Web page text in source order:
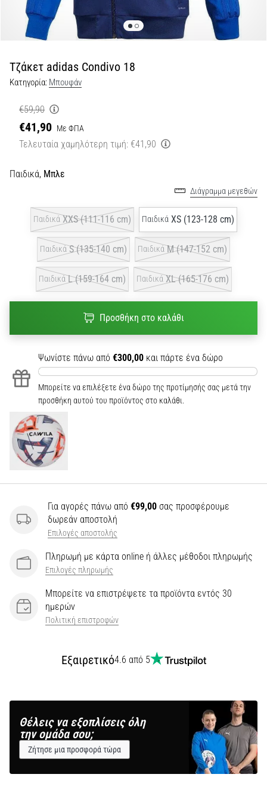
Εμφάνιση
όλων
άρθρων
Τζάκετ adidas Condivo 18
Κατηγορία: Μπουφάν
€59,90
€41,90 Με ΦΠΑ
Τελευταία χαμηλότερη τιμή: €41,90
Παιδικά, Μπλε
Διάγραμμα μεγεθών
Παιδικά XXS (111-116 cm) Παιδικά XS (123-128 cm)
Παιδικά S (135-140 cm) Παιδικά M (147-152 cm)
Παιδικά L (159-164 cm) Παιδικά XL (165-176 cm)
Προσθήκη στο καλάθι
Ψωνίστε πάνω από €300,00 και πάρτε ένα δώρο
Μπορείτε να επιλέξετε ένα δώρο της προτίμησής σας μετά την
προσθήκη αυτού του προϊόντος στο καλάθι.
Για αγορές πάνω από €99,00 σας προσφέρουμε
δωρεάν αποστολή
Επιλογές αποστολής
Πληρωμή με κάρτα online ή άλλες μέθοδοι πληρωμής
Επιλογές πληρωμής
Μπορείτε να επιστρέψετε τα προϊόντα εντός 30
ημερών
Πολιτική επιστροφών
Εξαιρετικό4.6 από 5
Θέλεις να εξοπλίσεις όλη
την ομάδα σου;
Ζήτησε μια προσφορά τώρα